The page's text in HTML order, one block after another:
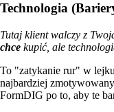
Technologia
Tutaj klient walczy z
chce kupić, ale
To "zatykanie rur" w
najbardziej
FormDIG po to, aby te